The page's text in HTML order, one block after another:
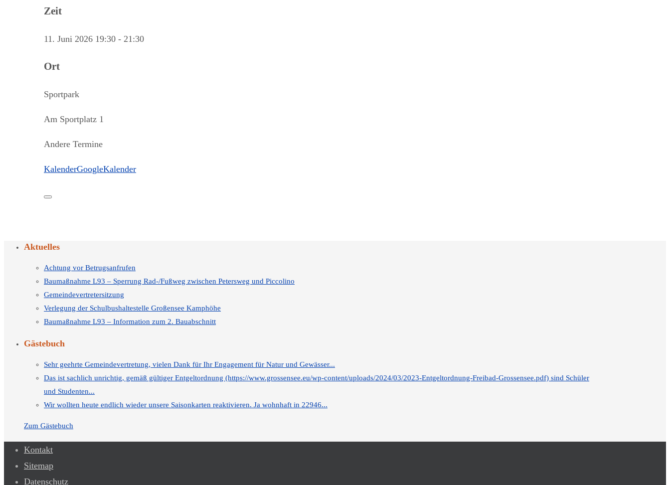
Zeit
11. Juni 2026 19:30 - 21:30
Ort
Sportpark
Am Sportplatz 1
Andere Termine
KalenderGoogleKalender
Aktuelles
Achtung vor Betrugsanfrufen
Baumaßnahme L93 – Sperrung Rad-/Fußweg zwischen Petersweg und Piccolino
Gemeindevertretersitzung
Verlegung der Schulbushaltestelle Großensee Kamphöhe
Baumaßnahme L93 – Information zum 2. Bauabschnitt
Gästebuch
Sehr geehrte Gemeindevertretung, vielen Dank für Ihr Engagement für Natur und Gewässer...
Das ist sachlich unrichtig, gemäß gültiger Entgeltordnung (https://www.grossensee.eu/wp-content/uploads/2024/03/2023-Entgeltordnung-Freibad-Grossensee.pdf) sind Schüler
und Studenten...
Wir wollten heute endlich wieder unsere Saisonkarten reaktivieren. Ja wohnhaft in 22946...
Zum Gästebuch
Kontakt
Sitemap
Datenschutz